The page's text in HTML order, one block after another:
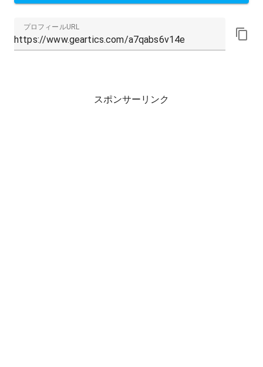
プロフィールURL
スポンサーリンク